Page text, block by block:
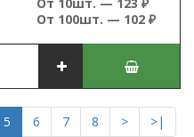
От 100шт. — 102 ₽
5 6 7 8 >
>|